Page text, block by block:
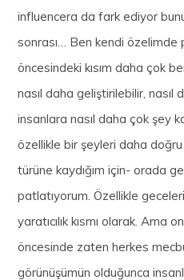
influencera da fark ediyor
sonrası… Ben kendi özelimde
öncesindeki kısım daha çok
nasıl daha geliştirilebilir, nasıl
insanlara nasıl daha çok şey
özellikle bir şeyleri daha
türüne kaydığım için- orada
patlatıyorum. Özellikle
yaratıcılık kısmı olarak. Ama
öncesinde zaten herkes
görünüşümün olduğunca